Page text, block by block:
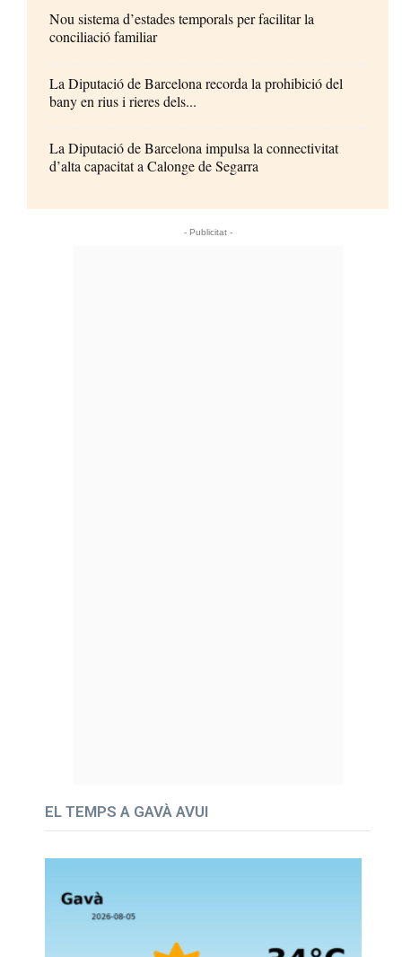
Nou sistema d’estades temporals per facilitar la
conciliació familiar
La Diputació de Barcelona recorda la prohibició del
bany en rius i rieres dels...
La Diputació de Barcelona impulsa la connectivitat
d’alta capacitat a Calonge de Segarra
- Publicitat -
EL TEMPS A GAVÀ AVUI